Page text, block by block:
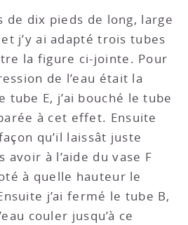
de dix pieds de long, large
j’y ai adapté trois tubes
la figure ci-jointe. Pour
de l’eau était la
tube E, j’ai bouché le tube
à cet effet. Ensuite
qu’il laissât juste
à l’aide du vase F
à quelle hauteur le
j’ai fermé le tube B,
couler jusqu’à ce